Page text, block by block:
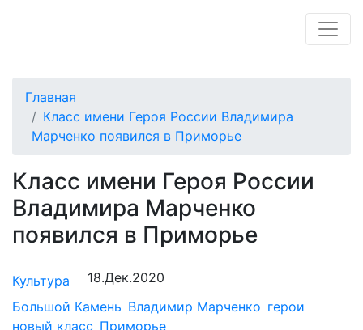
Главная
Класс имени Героя России Владимира
Марченко появился в Приморье
Класс имени Героя России
Владимира Марченко
появился в Приморье
Культура
18.Дек.2020
Большой Камень Владимир Марченко герои
новый класс Приморье